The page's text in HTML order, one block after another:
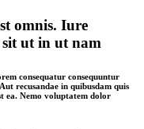
omnis. Iure
ut in ut nam
consequatur consequuntur
recusandae in quibusdam quis
ea. Nemo voluptatem dolor